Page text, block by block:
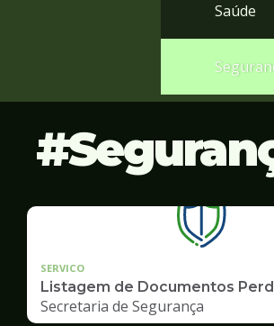
Saúde
SERVICO
Listagem de Documentos
Secretaria de Segurança